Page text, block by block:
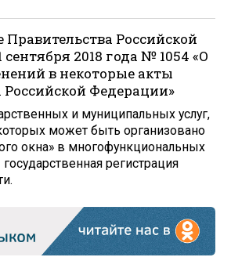
Правительства Российской
2018 года № 1054 «О
в некоторые акты
Российской Федерации»
и муниципальных услуг,
может быть организовано
окна» в многофункциональных
регистрация